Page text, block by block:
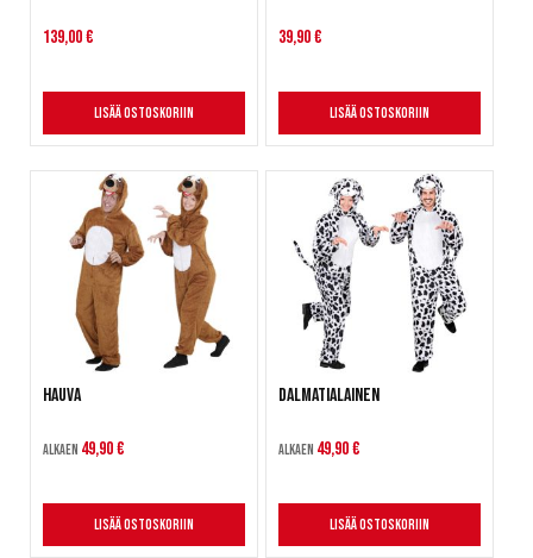
139,00 €
Lisää ostoskoriin
39,90 €
Lisää ostoskoriin
Hauva
Alkaen 49,90 €
Lisää ostoskoriin
Dalmatialainen
Alkaen 49,90 €
Lisää ostoskoriin